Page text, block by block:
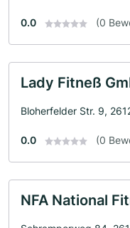
0.0 (0
Lady Fitneß
Bloherfelder Str. 9,
0.0 (0
NFA National